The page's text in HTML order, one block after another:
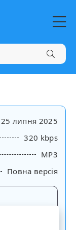
25 липня 2025
320 kbps
MP3
Повна версія